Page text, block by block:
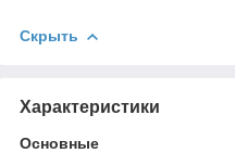
Скрыть
Характеристики
Основные